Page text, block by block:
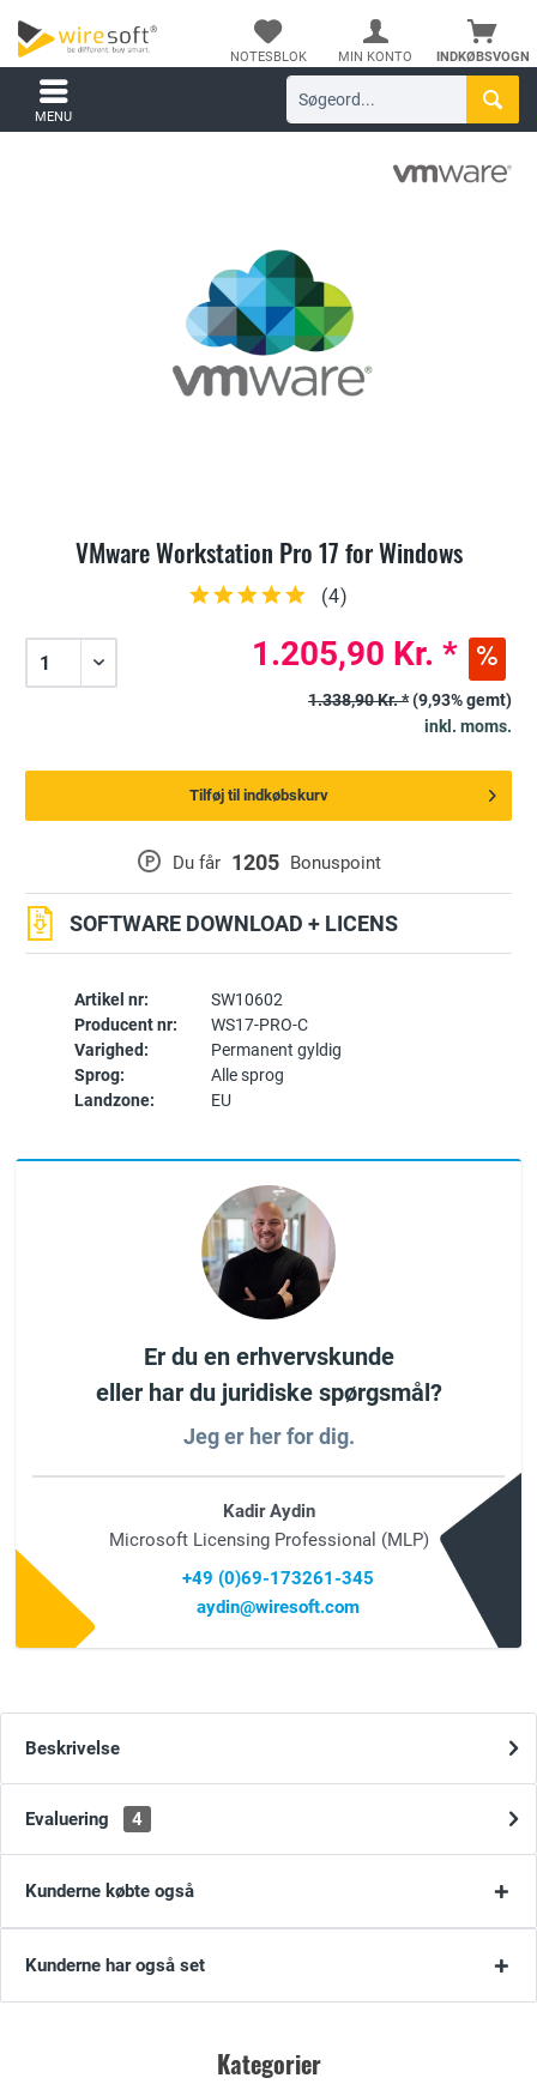
INDKØBSVOGN
NOTESBLOK MIN KONTO
MENU
VMware Workstation Pro 17 for Windows
(4)
Artikel nr:
SW10602
Producent nr:
WS17-PRO-C
Varighed:
Permanent gyldig
Sprog:
Alle sprog
Landzone:
EU
P Du får 1205 Bonuspoint
SOFTWARE DOWNLOAD + LICENS
1.205,90 Kr. *
1.338,90 Kr. *(9,93% gemt)
inkl. moms.
Tilføj til indkøbskurv
Er du en erhvervskunde
eller har du juridiske spørgsmål?
Jeg er her for dig.
Kadir Aydin
Microsoft Licensing Professional (MLP)
+49 (0)69-173261-345
aydin@wiresoft.com
Beskrivelse
Evaluering 4
Kunderne købte også
Kunderne har også set
Kategorier